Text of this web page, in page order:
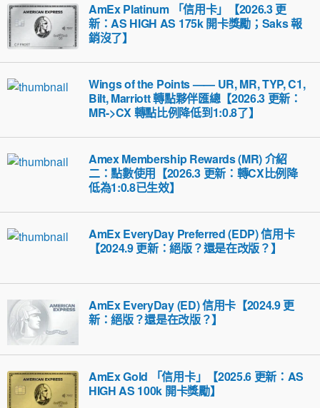
AmEx Platinum 「信用卡」【2026.3 更
新：AS HIGH AS 175k 開卡獎勵；Saks 報
銷沒了】
Wings of the Points —— UR, MR, TYP, C1,
Bilt, Marriott 轉點夥伴匯總【2026.3 更新：
MR->CX 轉點比例降低到1:0.8了】
Amex Membership Rewards (MR) 介紹
二：點數使用【2026.3 更新：轉CX比例降
低為1:0.8已生效】
AmEx EveryDay Preferred (EDP) 信用卡
【2024.9 更新：絕版？還是在改版？】
AmEx EveryDay (ED) 信用卡【2024.9 更
新：絕版？還是在改版？】
AmEx Gold 「信用卡」【2025.6 更新：AS
HIGH AS 100k 開卡獎勵】